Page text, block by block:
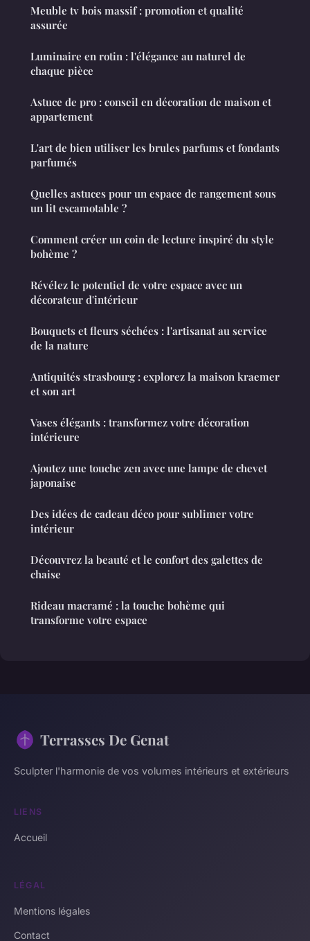
Meuble tv bois massif : promotion et qualité
assurée
Luminaire en rotin : l'élégance au naturel de
chaque pièce
Astuce de pro : conseil en décoration de maison et
appartement
L'art de bien utiliser les brules parfums et fondants
parfumés
Quelles astuces pour un espace de rangement sous
un lit escamotable ?
Comment créer un coin de lecture inspiré du style
bohème ?
Révélez le potentiel de votre espace avec un
décorateur d'intérieur
Bouquets et fleurs séchées : l'artisanat au service
de la nature
Antiquités strasbourg : explorez la maison kraemer
et son art
Vases élégants : transformez votre décoration
intérieure
Ajoutez une touche zen avec une lampe de chevet
japonaise
Des idées de cadeau déco pour sublimer votre
intérieur
Découvrez la beauté et le confort des galettes de
chaise
Rideau macramé : la touche bohème qui
transforme votre espace
Terrasses De Genat
Sculpter l'harmonie de vos volumes intérieurs et extérieurs
LIENS
Accueil
LÉGAL
Mentions légales
Contact